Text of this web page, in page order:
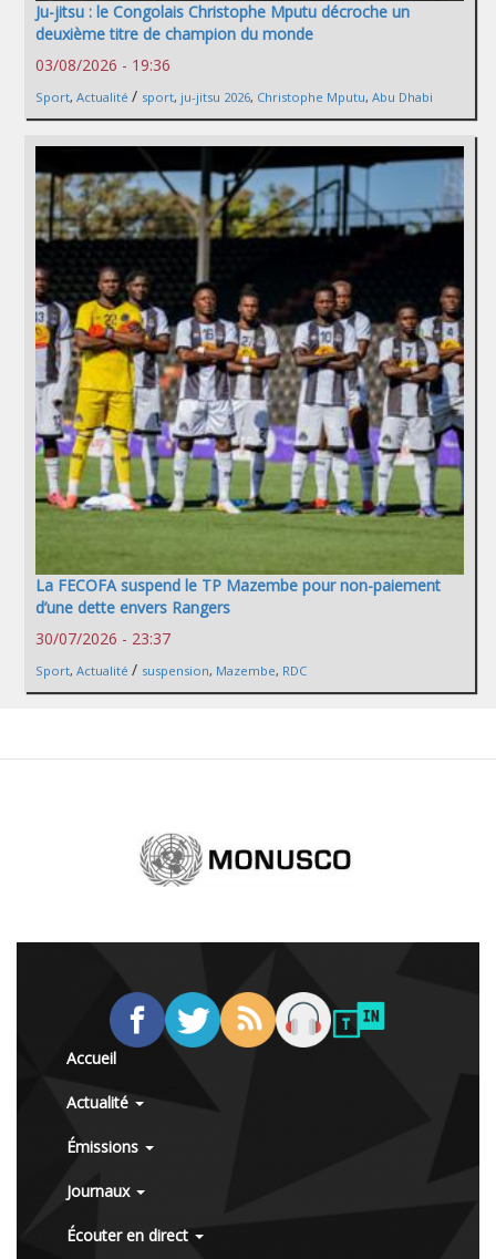
Ju-jitsu : le Congolais Christophe Mputu décroche un
deuxième titre de champion du monde
03/08/2026 - 19:36
Sport, Actualité / sport, ju-jitsu 2026, Christophe Mputu, Abu Dhabi
La FECOFA suspend le TP Mazembe pour non-paiement
d’une dette envers Rangers
30/07/2026 - 23:37
Sport, Actualité / suspension, Mazembe, RDC
Accueil
Actualité
Émissions
Journaux
Écouter en direct